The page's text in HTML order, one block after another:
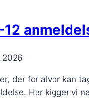
2026
der for alvor kan
Her kigger vi